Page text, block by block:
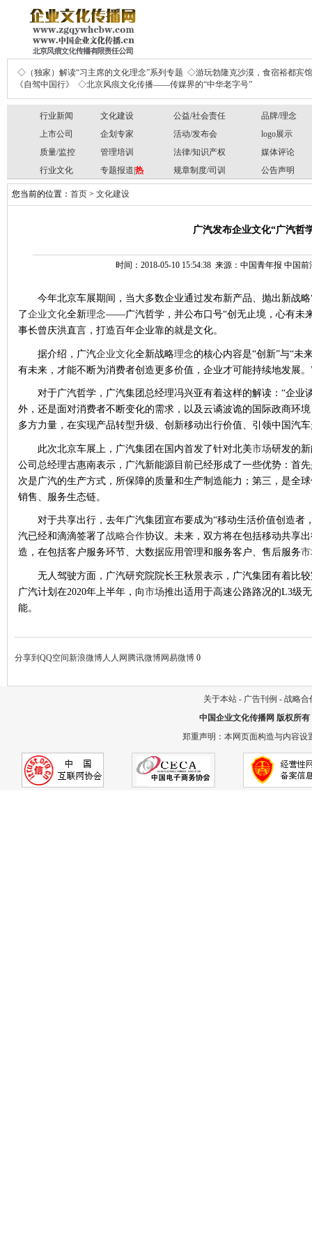
◇（独家）解读“习主席的文化理念”系列专题 ◇游玩勃隆克沙漠，食宿裕都宾馆
《自驾中国行》
◇北京风痕文化传播——传媒界的“中华老字号”
行业新闻 文化建设 公益/社会责任
品牌/理念
上市公司
企划专家 活动/发布会
logo展示
质量/监控
管理培训 法律/知识产权
媒体评论
行业文化
专题报道| 热 规章制度/司训 公告声明
您当前的位置： 首页 > 文化建设
广汽发布企业文化“广汽哲
时间：2018-05-10 15:54:38 来源：中国青年报 中国
今年北京车展期间，当大多数企业通过发布新产品、抛出新战略
了企业文化全新理念——广汽哲学，并公布口号“创无止境，心有未
事长曾庆洪直言，打造百年企业靠的就是文化。
据介绍，广汽企业文化全新战略理念的核心内容是“创新”与“未
有未来，才能不断为消费者创造更多价值，企业才可能持续地发展。
对于广汽哲学，广汽集团总经理冯兴亚有着这样的解读： “企业
外，还是面对消费者不断变化的需求，以及云谲波诡的国际政商环
多方力量，在实现产品转型升级、创新移动出行价值、引领中国汽
此次北京车展上，广汽集团在国内首发了针对北美市场研发的
公司总经理古惠南表示，广汽新能源目前已经形成了一些优势：首
次是广汽的生产方式，所保障的质量和生产制造能力；第三，是全
销售、服务生态链。
对于共享出行，去年广汽集团宣布要成为“移动生活价值创造者
汽已经和滴滴签署了战略合作协议。未来，双方将在包括移动共享
造，在包括客户服务环节、大数据应用管理和服务客户、售后服务
无人驾驶方面，广汽研究院院长王秋景表示，广汽集团有着比
广汽计划在2020年上半年，向市场推出适用于高速公路路况的L3级
能。
分享到 QQ空间新浪微博人人网 腾讯微博网易微博 0
关于本站 - 广告刊例 - 战略合
中国企业文化传播网 版权所有
郑重声明：本网页面构造与内容